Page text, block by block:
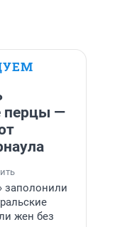
перцы —
заполонили
жен без